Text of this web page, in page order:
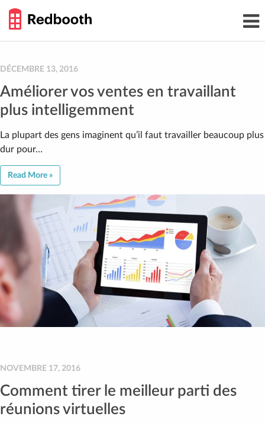
content
GUIDE
DÉCEMBRE 13, 2016
Améliorer vos ventes en travaillant
plus intelligemment
La plupart des gens imaginent qu’il faut travailler beaucoup plus
dur pour…
Read More »
NOVEMBRE 17, 2016
Comment tirer le meilleur parti des
réunions virtuelles